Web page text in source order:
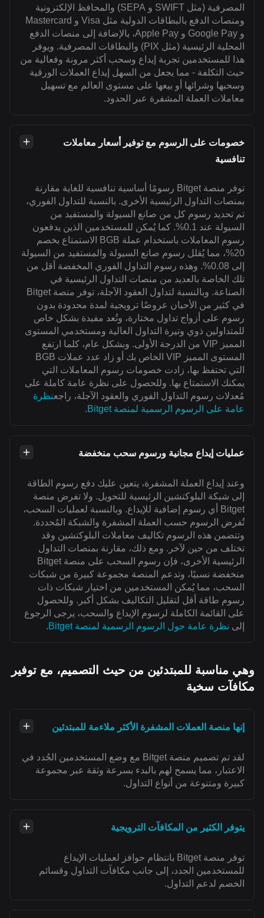
المصرفية (مثل SWIFT و SEPA) والمحافظ الإلكترونية
ومنصات الدفع بالبطاقات الدولية مثل Visa و Mastercard
و Google Pay و Apple Pay، بالإضافة إلى منصات الدفع
المحلية الرئيسية (مثل PIX) والبطاقات المصرفية. ويوفر
هذا للمستخدمين تجربة إيداع وسحب أكثر مرونة وفعالية من
حيث التكلفة - مما يجعل من السهل إيداع العملات الورقية
وسحبها وشرائها أو بيعها على مستوى العالم مع تسهيل
معاملات العملة المشفرة عبر الحدود.
خصومات على الرسوم مع توفير أسعار معاملات
تنافسية
توفر منصة Bitget رسومًا أساسية تنافسية للغاية مقارنة
بمنصات التداول الرئيسية الأخرى. بالنسبة للتداول الفوري،
تم تحديد رسوم كل من صانع السيولة والمستفيد من
السيولة عند 0.1%. كما يُمكن للمستخدمين الذين يدفعون
رسوم المعاملات باستخدام عملة BGB الاستمتاع بخصم
20%، مما يُقلل رسوم صانع السيولة والمستفيد من السيولة
إلى 0.08%. وهذه رسوم التداول الفوري المخفضة أقل من
تلك الخاصة بالعديد من منصات التداول الرئيسية في
الصناعة. وبالنسبة لتداول العقود الآجلة، توفر منصة Bitget
في كثير من الأحيان عروضًا ترويجية لمدة محدودة بدون
رسوم على أزواج تداول مختارة، وتُعد مفيدة بشكل خاص
للمتداولين ذوي وتيرة التداول العالية ومستخدمي المستوى
المميز VIP من الدرجة الأولى. وبشكل عام، كلما ارتفع
المستوى المميز VIP الخاص بك أو زاد عدد عملات BGB
التي تحتفظ بها، زادت خصومات رسوم المعاملات التي
يمكنك الاستمتاع بها. وللحصول على نظرة عامة كاملة على
مُعدلات رسوم التداول الفوري والعقود الآجلة، راجعنظرة
عامة على الرسوم الرسمية لمنصة Bitget
.
عمليات إيداع مجانية ورسوم سحب منخفضة
وعند إيداع العملة المشفرة، يتعين عليك دفع رسوم الطاقة
إلى شبكة البلوكتشين الرئيسية للتحويل. ولا تفرض منصة
Bitget أي رسوم إضافية للإيداع. وبالنسبة لعمليات السحب،
تُفرض الرسوم حسب العملة المشفرة والشبكة المُحددة.
وتتضمن هذه الرسوم تكاليف معاملات البلوكتشين وقد
تختلف من حين لآخر. ومع ذلك، مقارنة بمنصات التداول
الرئيسية الأخرى، فإن رسوم السحب على منصة Bitget
منخفضة نسبيًا، وتدعم المنصة مجموعة كبيرة من شبكات
السحب، مما يُمكن المستخدمين من اختيار شبكات ذات
رسوم طاقة أقل لتقليل التكاليف بشكل أكبر. وللحصول
على القائمة الكاملة لرسوم الإيداع والسحب، يرجى الرجوع
إلى نظرة عامة حول الرسوم الرسمية لمنصة Bitget .
وهي مناسبة للمبتدئين من حيث التصميم، مع توفير
مكافآت سخية
إنها منصة العملات المشفرة الأكثر ملاءمة للمبتدئين
لقد تم تصميم منصة Bitget مع وضع المستخدمين الجُدد في
الاعتبار، مما يسمح لهم بالبدء بسرعة وثقة عبر مجموعة
كبيرة ومتنوعة من أنواع التداول.
يتوفر الكثير من المكافآت الترويجية
توفر منصة Bitget بانتظام حوافز لعمليات الإيداع
للمستخدمين الجدد، إلى جانب مكافآت التداول وقسائم
الخصم لدعم التداول.